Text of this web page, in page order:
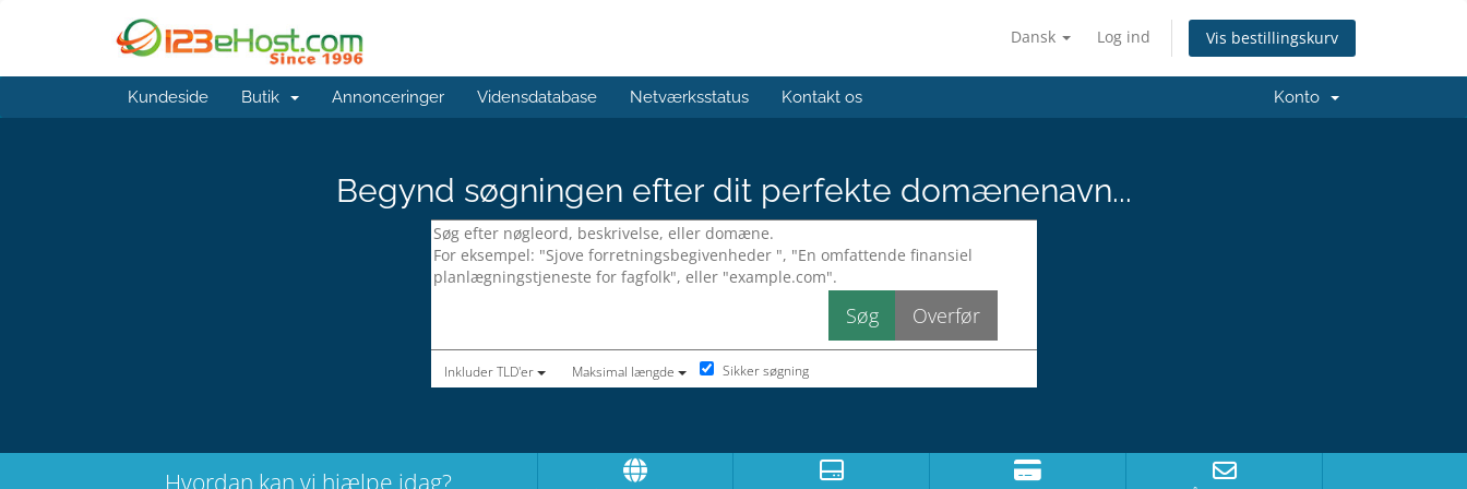
Dansk Log ind Vis bestillingskurv
Kundeside Butik Annonceringer Vidensdatabase Netværksstatus Kontakt os Konto
Begynd søgningen efter dit perfekte domænenavn...
Inkluder TLD'er Maksimal længde Sikker søgning
Hvordan kan vi hjælpe idag?